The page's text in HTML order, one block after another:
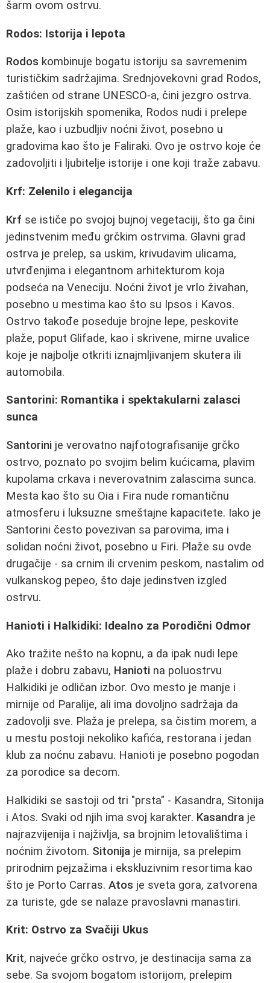
šarm ovom ostrvu.
Rodos: Istorija i lepota
Rodos kombinuje bogatu istoriju sa savremenim
turističkim sadržajima. Srednjovekovni grad Rodos,
zaštićen od strane UNESCO-a, čini jezgro ostrva.
Osim istorijskih spomenika, Rodos nudi i prelepe
plaže, kao i uzbudljiv noćni život, posebno u
gradovima kao što je Faliraki. Ovo je ostrvo koje će
zadovoljiti i ljubitelje istorije i one koji traže zabavu.
Krf: Zelenilo i elegancija
Krf se ističe po svojoj bujnoj vegetaciji, što ga čini
jedinstvenim među grčkim ostrvima. Glavni grad
ostrva je prelep, sa uskim, krivudavim ulicama,
utvrđenjima i elegantnom arhitekturom koja
podseća na Veneciju. Noćni život je vrlo živahan,
posebno u mestima kao što su Ipsos i Kavos.
Ostrvo takođe poseduje brojne lepe, peskovite
plaže, poput Glifade, kao i skrivene, mirne uvalice
koje je najbolje otkriti iznajmljivanjem skutera ili
automobila.
Santorini: Romantika i spektakularni zalasci
sunca
Santorini je verovatno najfotografisanije grčko
ostrvo, poznato po svojim belim kućicama, plavim
kupolama crkava i neverovatnim zalascima sunca.
Mesta kao što su Oia i Fira nude romantičnu
atmosferu i luksuzne smeštajne kapacitete. Iako je
Santorini često povezivan sa parovima, ima i
solidan noćni život, posebno u Firi. Plaže su ovde
drugačije - sa crnim ili crvenim peskom, nastalim od
vulkanskog pepeo, što daje jedinstven izgled
ostrvu.
Hanioti i Halkidiki: Idealno za Porodični Odmor
Ako tražite nešto na kopnu, a da ipak nudi lepe
plaže i dobru zabavu, Hanioti na poluostrvu
Halkidiki je odličan izbor. Ovo mesto je manje i
mirnije od Paralije, ali ima dovoljno sadržaja da
zadovolji sve. Plaža je prelepa, sa čistim morem, a
u mestu postoji nekoliko kafića, restorana i jedan
klub za noćnu zabavu. Hanioti je posebno pogodan
za porodice sa decom.
Halkidiki se sastoji od tri "prsta" - Kasandra, Sitonija
i Atos. Svaki od njih ima svoj karakter. Kasandra je
najrazvijenija i najživlja, sa brojnim letovalištima i
noćnim životom. Sitonija je mirnija, sa prelepim
prirodnim pejzažima i ekskluzivnim resortima kao
što je Porto Carras. Atos je sveta gora, zatvorena
za turiste, gde se nalaze pravoslavni manastiri.
Krit: Ostrvo za Svačiji Ukus
Krit, najveće grčko ostrvo, je destinacija sama za
sebe. Sa svojom bogatom istorijom, prelepim